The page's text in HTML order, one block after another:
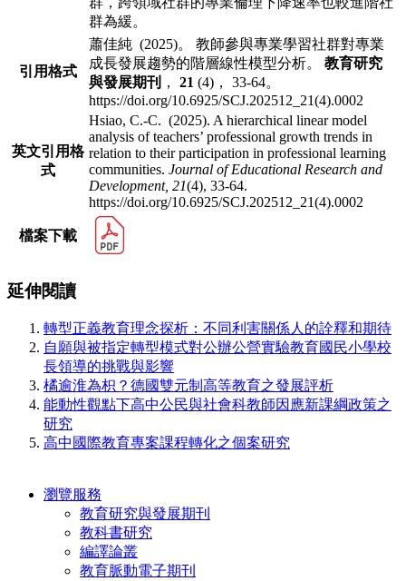
群為緩。
引用格式
蕭佳純 (2025)。 教師參與專業學習社群對專業
成長發展趨勢的階層線性模型分析。 教育研究
與發展期刊
， 21 (4)， 33-64。
https://doi.org/10.6925/SCJ.202512_21(4).0002
英文引用格
式
Hsiao, C.-C. (2025). A hierarchical linear model
analysis of teachers’ professional growth trends in
relation to their participation in professional learning
communities. Journal of Educational Research and
Development, 21(4), 33-64.
https://doi.org/10.6925/SCJ.202512_21(4).0002
檔案下載
延伸閱讀
轉型正義教育理念探析：不同利害關係人的詮釋和期待
自願與被指定轉型模式對公辦公營實驗教育國民小學校
長領導的挑戰與影響
橘逾淮為枳？德國雙元制高等教育之發展評析
能動性觀點下高中公民與社會科教師因應新課綱政策之
研究
高中國際教育專案課程轉化之個案研究
瀏覽服務
教育研究與發展期刊
教科書研究
編譯論叢
教育脈動電子期刊